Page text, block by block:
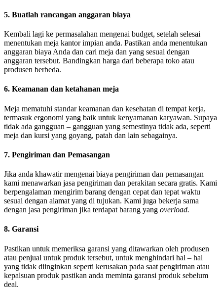
5. Buatlah rancangan anggaran biaya
Kembali lagi ke permasalahan mengenai budget, setelah selesai
menentukan meja kantor impian anda. Pastikan anda menentukan
anggaran biaya Anda dan cari meja dan yang sesuai dengan
anggaran tersebut. Bandingkan harga dari beberapa toko atau
produsen berbeda.
6. Keamanan dan ketahanan meja
Meja mematuhi standar keamanan dan kesehatan di tempat kerja,
termasuk ergonomi yang baik untuk kenyamanan karyawan. Supaya
tidak ada gangguan – gangguan yang semestinya tidak ada, seperti
meja dan kursi yang goyang, patah dan lain sebagainya.
7. Pengiriman dan Pemasangan
Jika anda khawatir mengenai biaya pengiriman dan pemasangan
kami menawarkan jasa pengiriman dan perakitan secara gratis. Kami
berpengalaman mengirim barang dengan cepat dan tepat waktu
sesuai dengan alamat yang di tujukan. Kami juga bekerja sama
dengan jasa pengiriman jika terdapat barang yang overload.
8. Garansi
Pastikan untuk memeriksa garansi yang ditawarkan oleh produsen
atau penjual untuk produk tersebut, untuk menghindari hal – hal
yang tidak diinginkan seperti kerusakan pada saat pengiriman atau
kepalsuan produk pastikan anda meminta garansi produk sebelum
deal.